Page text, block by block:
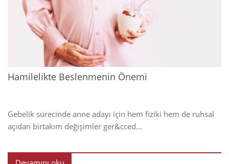
Hamilelikte Beslenmenin Önemi
Gebelik sürecinde anne adayı için hem fiziki hem de ruhsal
açıdan birtakım değişimler ger&cced...